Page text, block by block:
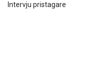
Intervju pristagare